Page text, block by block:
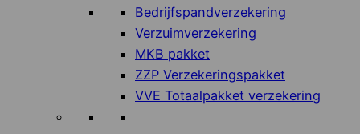
Bedrijfspandverzekering
Verzuimverzekering
MKB pakket
ZZP Verzekeringspakket
VVE Totaalpakket verzekering